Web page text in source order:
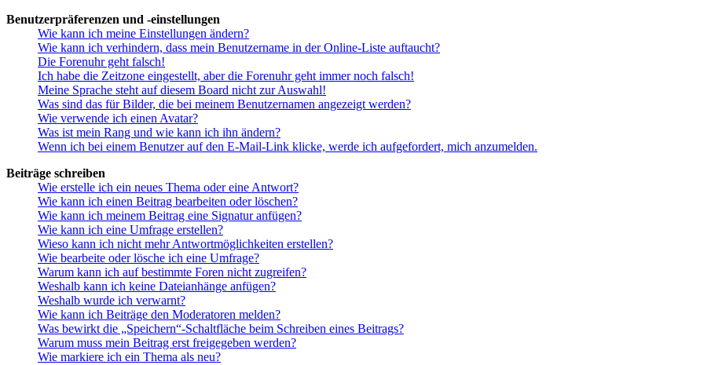
Benutzerpräferenzen und -einstellungen
Wie kann ich meine Einstellungen ändern?
Wie kann ich verhindern, dass mein Benutzername in der Online-Liste auftaucht?
Die Forenuhr geht falsch!
Ich habe die Zeitzone eingestellt, aber die Forenuhr geht immer noch falsch!
Meine Sprache steht auf diesem Board nicht zur Auswahl!
Was sind das für Bilder, die bei meinem Benutzernamen angezeigt werden?
Wie verwende ich einen Avatar?
Was ist mein Rang und wie kann ich ihn ändern?
Wenn ich bei einem Benutzer auf den E-Mail-Link klicke, werde ich aufgefordert, mich anzumelden.
Beiträge schreiben
Wie erstelle ich ein neues Thema oder eine Antwort?
Wie kann ich einen Beitrag bearbeiten oder löschen?
Wie kann ich meinem Beitrag eine Signatur anfügen?
Wie kann ich eine Umfrage erstellen?
Wieso kann ich nicht mehr Antwortmöglichkeiten erstellen?
Wie bearbeite oder lösche ich eine Umfrage?
Warum kann ich auf bestimmte Foren nicht zugreifen?
Weshalb kann ich keine Dateianhänge anfügen?
Weshalb wurde ich verwarnt?
Wie kann ich Beiträge den Moderatoren melden?
Was bewirkt die „Speichern“-Schaltfläche beim Schreiben eines Beitrags?
Warum muss mein Beitrag erst freigegeben werden?
Wie markiere ich ein Thema als neu?